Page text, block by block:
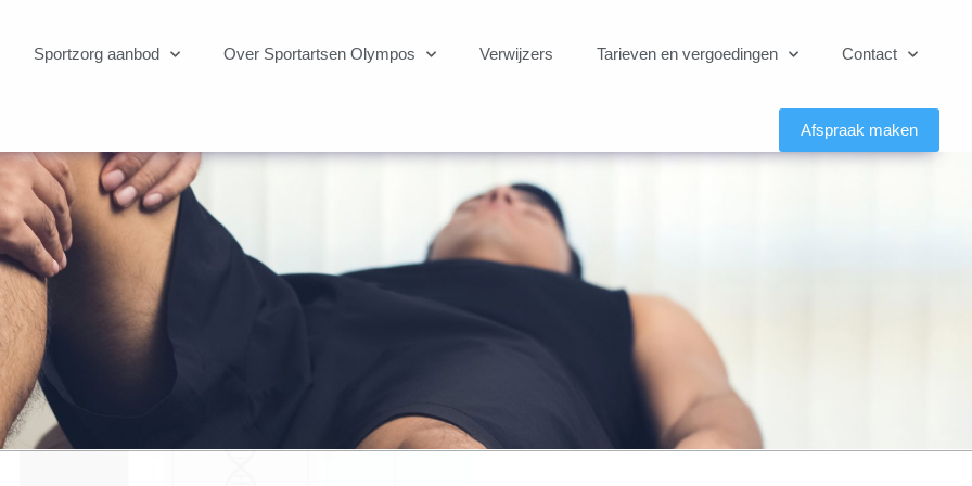
Sportzorg aanbod Over Sportartsen Olympos Verwijzers Tarieven en vergoedingen Contact
Afspraak maken